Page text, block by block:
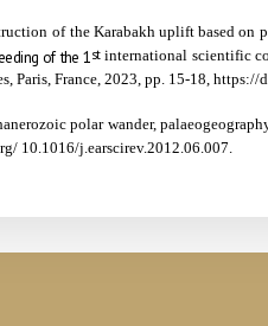
of the Karabakh uplift based on
of the 1st international scientific
Paris, France, 2023, pp. 15-18,https://
polar wander,
10.1016/j.earscirev.2012.06.007.